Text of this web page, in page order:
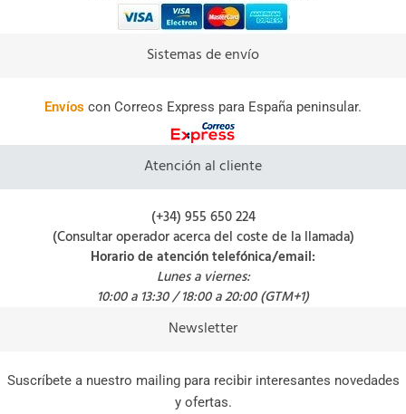
Sistemas de envío
Envíos con Correos Express para España peninsular.
Atención al cliente
(+34) 955 650 224
(Consultar operador acerca del coste de la llamada)
Horario de atención telefónica/email:
Lunes a viernes:
10:00 a 13:30 / 18:00 a 20:00 (GTM+1)
Newsletter
Suscríbete a nuestro mailing para recibir interesantes novedades
y ofertas.